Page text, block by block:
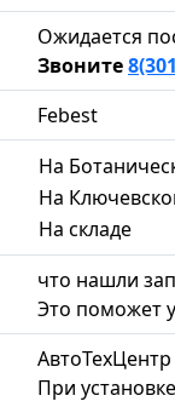
Ожидается
Звоните
Febest
На
На
На складе
что нашли
Это поможет
При